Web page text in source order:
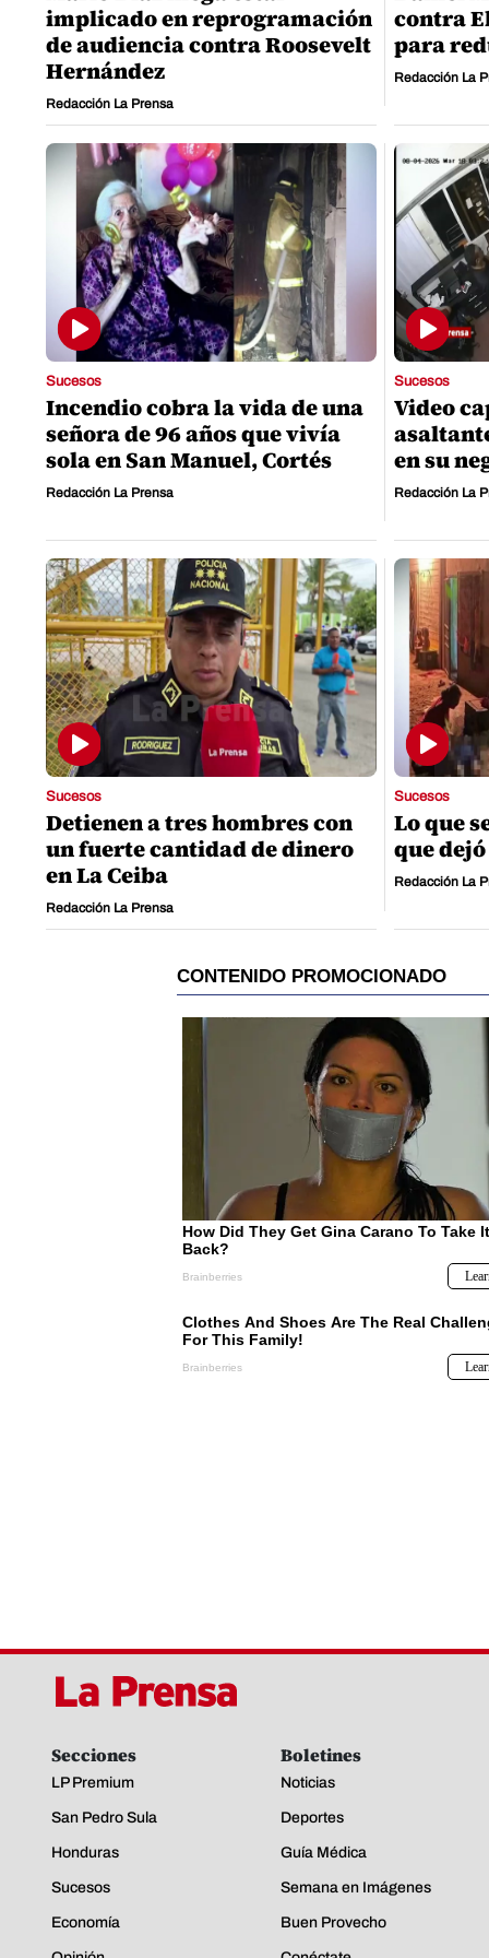
implicado en reprogramación
de audiencia contra Roosevelt
Hernández
Redacción La Prensa
contra
para
Redacción La
Sucesos
Incendio cobra la vida de una
señora de 96 años que vivía
sola en San Manuel, Cortés
Redacción La Prensa
Sucesos
Video
en su
Redacción La
Sucesos
Detienen a tres hombres con
un fuerte cantidad de dinero
en La Ceiba
Redacción La Prensa
Sucesos
Lo que
que
Redacción La
Secciones
LP Premium
San Pedro Sula
Honduras
Sucesos
Economía
Boletines
Noticias
Deportes
Guía Médica
Semana en Imágenes
Buen Provecho